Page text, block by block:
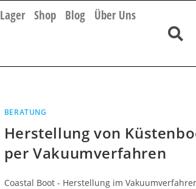
Lager Shop Blog Über Uns
BERATUNG
Herstellung von
per Vakuumverfahren
Coastal Boot - Herstellung im